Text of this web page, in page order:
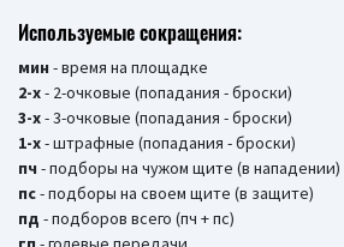
Используемые сокращения:
мин - время на площадке
2-х- 2-очковые (попадания - броски)
3-х- 3-очковые (попадания - броски)
1-х- штрафные (попадания - броски)
пч - подборы на чужом щите (в нападении)
пс- подборы на своем щите (в защите)
пд - подборов всего (пч + пс)